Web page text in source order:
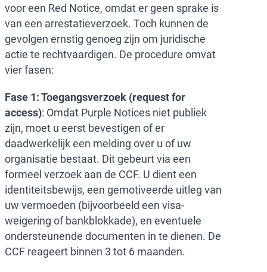
voor een Red Notice, omdat er geen sprake is
van een arrestatieverzoek. Toch kunnen de
gevolgen ernstig genoeg zijn om juridische
actie te rechtvaardigen. De procedure omvat
vier fasen:
Fase 1: Toegangsverzoek (request for
access): Omdat Purple Notices niet publiek
zijn, moet u eerst bevestigen of er
daadwerkelijk een melding over u of uw
organisatie bestaat. Dit gebeurt via een
formeel verzoek aan de CCF. U dient een
identiteitsbewijs, een gemotiveerde uitleg van
uw vermoeden (bijvoorbeeld een visa-
weigering of bankblokkade), en eventuele
ondersteunende documenten in te dienen. De
CCF reageert binnen 3 tot 6 maanden.